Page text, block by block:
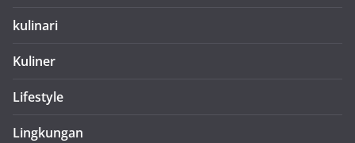
kulinari
Kuliner
Lifestyle
Lingkungan